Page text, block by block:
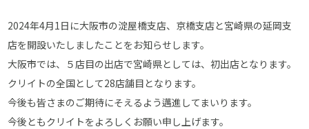
2024年4月1日に大阪市の淀屋橋支店、京橋支店と宮崎県の延岡支
店を開設いたしましたことをお知らせします。
大阪市では、５店目の出店で宮崎県としては、初出店となります。
クリイトの全国として28店舗目となります。
今後も皆さまのご期待にそえるよう邁進してまいります。
今後ともクリイトをよろしくお願い申し上げます。